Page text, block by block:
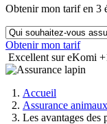
Obtenir mon tarif en 3
Obtenir mon tarif
Excellent sur eKomi
Accueil
Assurance animaux
Les avantages des